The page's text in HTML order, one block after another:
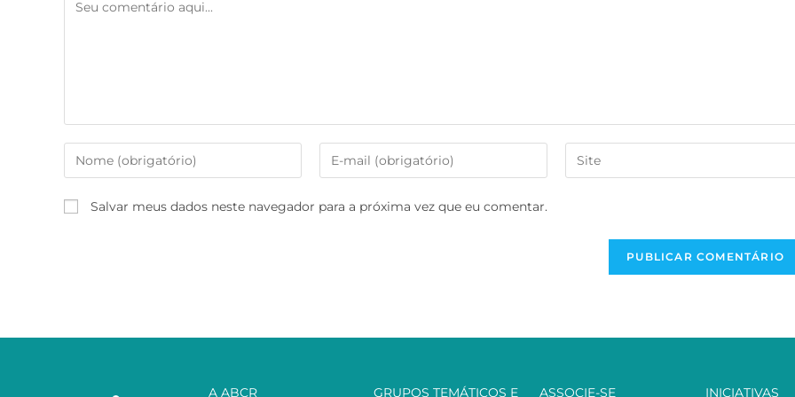
Salvar meus dados neste navegador para a próxima vez que eu comentar.
A ABCR GRUPOS TEMÁTICOS E ASSOCIE-SE INICIATIVAS